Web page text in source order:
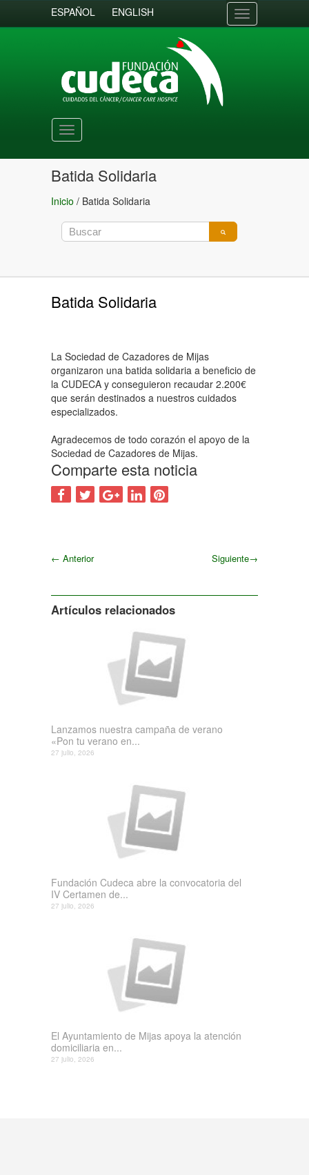
ESPAÑOL ENGLISH
Toggle
navigation
Toggle
navigation
Batida Solidaria
Inicio / Batida Solidaria
Batida Solidaria
La Sociedad de Cazadores de Mijas
organizaron una batida solidaria a beneficio de
la CUDECA y conseguieron recaudar 2.200€
que serán destinados a nuestros cuidados
especializados.
Agradecemos de todo corazón el apoyo de la
Sociedad de Cazadores de Mijas.
Comparte esta noticia
← Anterior Siguiente→
Artículos relacionados
Lanzamos nuestra campaña de verano
«Pon tu verano en...
27 julio, 2026
Fundación Cudeca abre la convocatoria del
IV Certamen de...
27 julio, 2026
El Ayuntamiento de Mijas apoya la atención
domiciliaria en...
27 julio, 2026